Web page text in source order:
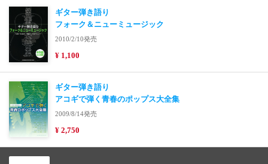
ギター弾き語り
フォーク＆ニューミュージック
2010/2/10発売
¥ 1,100
ギター弾き語り
アコギで弾く青春のポップス大全集
2009/8/14発売
¥ 2,750